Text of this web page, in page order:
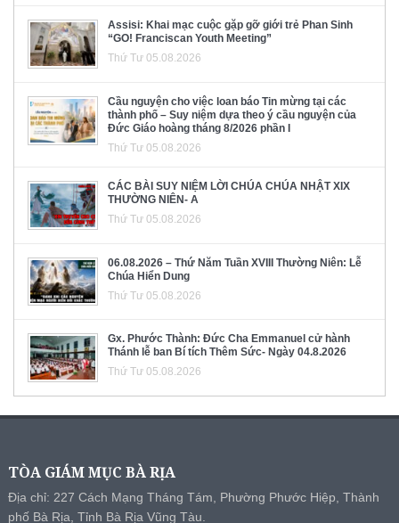
Assisi: Khai mạc cuộc gặp gỡ giới trẻ Phan Sinh
“GO! Franciscan Youth Meeting”
Thứ Tư 05.08.2026
Cầu nguyện cho việc loan báo Tin mừng tại các
thành phố – Suy niệm dựa theo ý cầu nguyện của
Đức Giáo hoàng tháng 8/2026 phần I
Thứ Tư 05.08.2026
CÁC BÀI SUY NIỆM LỜI CHÚA CHÚA NHẬT XIX
THƯỜNG NIÊN- A
Thứ Tư 05.08.2026
06.08.2026 – Thứ Năm Tuần XVIII Thường Niên: Lễ
Chúa Hiển Dung
Thứ Tư 05.08.2026
Gx. Phước Thành: Đức Cha Emmanuel cử hành
Thánh lễ ban Bí tích Thêm Sức- Ngày 04.8.2026
Thứ Tư 05.08.2026
TÒA GIÁM MỤC BÀ RỊA
Địa chỉ: 227 Cách Mạng Tháng Tám, Phường Phước Hiệp, Thành
phố Bà Rịa, Tỉnh Bà Rịa Vũng Tàu.